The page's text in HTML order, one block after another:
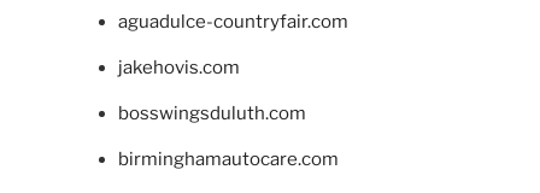
aguadulce-countryfair.com
jakehovis.com
bosswingsduluth.com
birminghamautocare.com